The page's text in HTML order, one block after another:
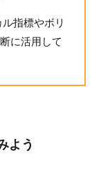
指標やボリ
に活用して
よう